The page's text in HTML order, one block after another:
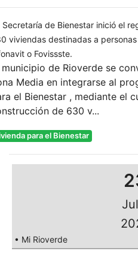
Secretaría de Bienestar inició el
viviendas destinadas a
o Fovissste.
municipio de Rioverde se
Media en integrarse al
el Bienestar , mediante el
de 630 v...
para el Bienestar
• Mi Rioverde